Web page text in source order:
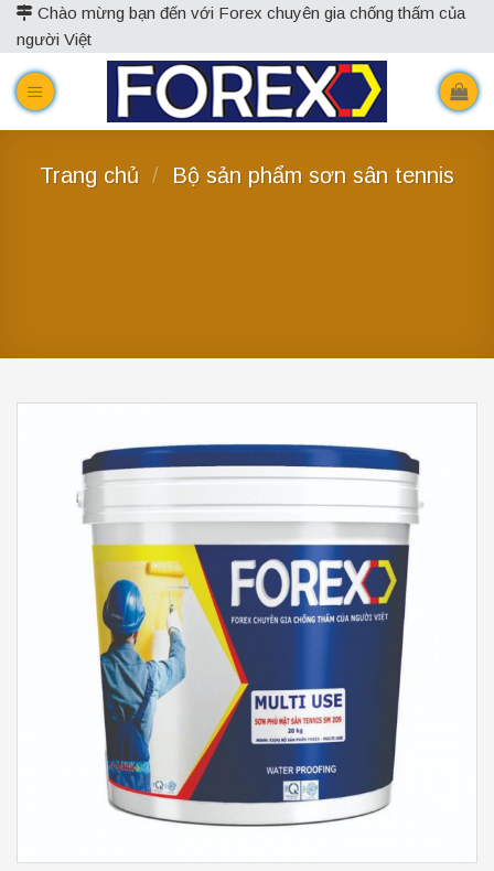
Skip
content
Chào mừng bạn đến với Forex chuyên gia chống thấm của
người Việt
Trang chủ / Bộ sản phẩm sơn sân tennis